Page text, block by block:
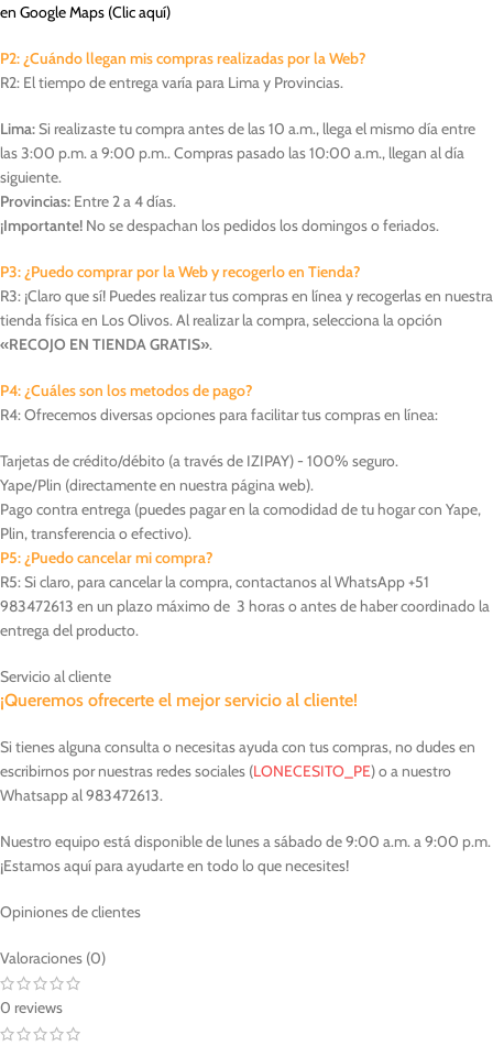
en Google Maps (Clic aquí)
P2: ¿Cuándo llegan mis compras realizadas por la Web?
R2: El tiempo de entrega varía para Lima y Provincias.
Lima:Si realizaste tu compra antes de las 10 a.m., llega el mismo día entre
las 3:00 p.m. a 9:00 p.m.. Compras pasado las 10:00 a.m., llegan al día
siguiente.
Provincias: Entre 2 a 4 días.
¡Importante! No se despachan los pedidos los domingos o feriados.
P3: ¿Puedo comprar por la Web y recogerlo en Tienda?
R3: ¡Claro que sí! Puedes realizar tus compras en línea y recogerlas en nuestra
tienda física en Los Olivos. Al realizar la compra, selecciona la opción
«RECOJO EN TIENDA GRATIS».
P4: ¿Cuáles son los metodos de pago?
R4: Ofrecemos diversas opciones para facilitar tus compras en línea:
Tarjetas de crédito/débito (a través de IZIPAY) - 100% seguro.
Yape/Plin (directamente en nuestra página web).
Pago contra entrega (puedes pagar en la comodidad de tu hogar con Yape,
Plin, transferencia o efectivo).
P5: ¿Puedo cancelar mi compra?
R5: Si claro, para cancelar la compra, contactanos al WhatsApp +51
983472613 en un plazo máximo de 3 horas o antes de haber coordinado la
entrega del producto.
Servicio al cliente
¡Queremos ofrecerte el mejor servicio al cliente!
Si tienes alguna consulta o necesitas ayuda con tus compras, no dudes en
escribirnos por nuestras redes sociales (LONECESITO_PE) o a nuestro
Whatsapp al 983472613.
Nuestro equipo está disponible de lunes a sábado de 9:00 a.m. a 9:00 p.m.
¡Estamos aquí para ayudarte en todo lo que necesites!
Opiniones de clientes
Valoraciones (0)
0 reviews